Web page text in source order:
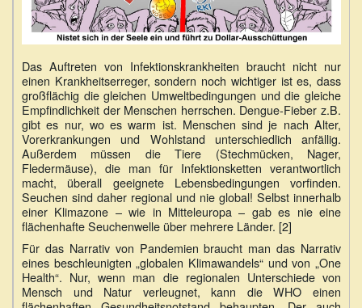
Das Auftreten von Infektionskrankheiten braucht nicht nur
einen Krankheitserreger, sondern noch wichtiger ist es, dass
großflächig die gleichen Umweltbedingungen und die gleiche
Empfindlichkeit der Menschen herrschen. Dengue-Fieber z.B.
gibt es nur, wo es warm ist. Menschen sind je nach Alter,
Vorerkrankungen und Wohlstand unterschiedlich anfällig.
Außerdem müssen die Tiere (Stechmücken, Nager,
Fledermäuse), die man für Infektionsketten verantwortlich
macht, überall geeignete Lebensbedingungen vorfinden.
Seuchen sind daher regional und nie global! Selbst innerhalb
einer Klimazone – wie in Mitteleuropa – gab es nie eine
flächenhafte Seuchenwelle über mehrere Länder. [2]
Für das Narrativ von Pandemien braucht man das Narrativ
eines beschleunigten „globalen Klimawandels“ und von „One
Health“. Nur, wenn man die regionalen Unterschiede von
Mensch und Natur verleugnet, kann die WHO einen